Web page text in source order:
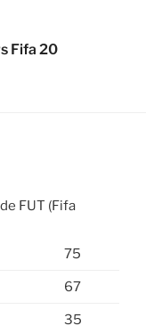
Fifa 20
FUT (Fifa
75
67
35